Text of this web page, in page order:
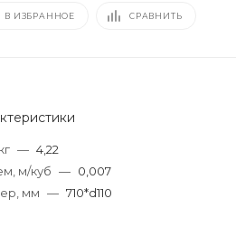
В ИЗБРАННОЕ СРАВНИТЬ
— 4,22
м/куб — 0,007
мм — 710*d110